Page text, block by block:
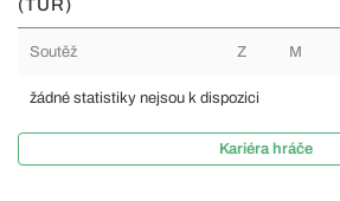
(TUR)
Soutěž Z M
žádné statistiky nejsou k dispozici
Kariéra hráče